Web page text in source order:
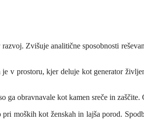
Zvišuje analitične sposobnosti
v prostoru, kjer deluje kot generator
obravnavale kot kamen sreče in
moških kot ženskah in lajša porod.